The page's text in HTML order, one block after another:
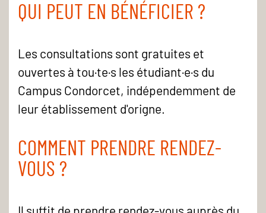
QUI PEUT EN BÉNÉFICIER ?
Les consultations sont gratuites et
ouvertes à tou·te·s les étudiant·e·s du
Campus Condorcet, indépendemment de
leur établissement d'origne.
COMMENT PRENDRE RENDEZ-
VOUS ?